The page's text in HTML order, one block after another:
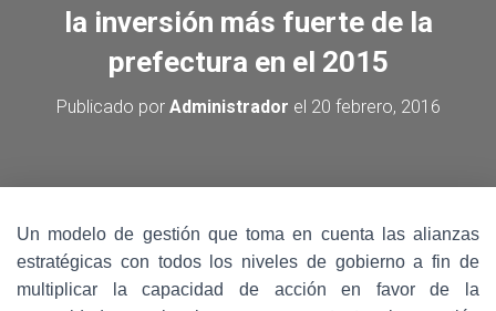
la inversión más fuerte de la
prefectura en el 2015
Publicado por Administrador el 20 febrero, 2016
Un modelo de gestión que toma en cuenta las alianzas
estratégicas con todos los niveles de gobierno a fin de
multiplicar la capacidad de acción en favor de la